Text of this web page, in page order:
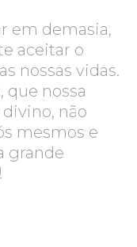
em demasia,
aceitar o
nossas vidas.
que nossa
não
mesmos e
grande